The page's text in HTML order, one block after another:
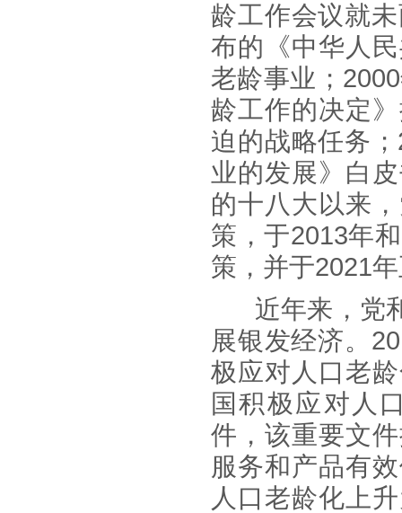
龄工作会议就
布的《中华人
老龄事业； 2000
龄工作的决定
迫的战略任务；
业的发展》白
的十八大以来
策，于2013年和
策，并于2021
近年来，党
展银发经济。
极应对人口老
国积极应对人
件，该重要文
服务和产品有
人口老龄化上